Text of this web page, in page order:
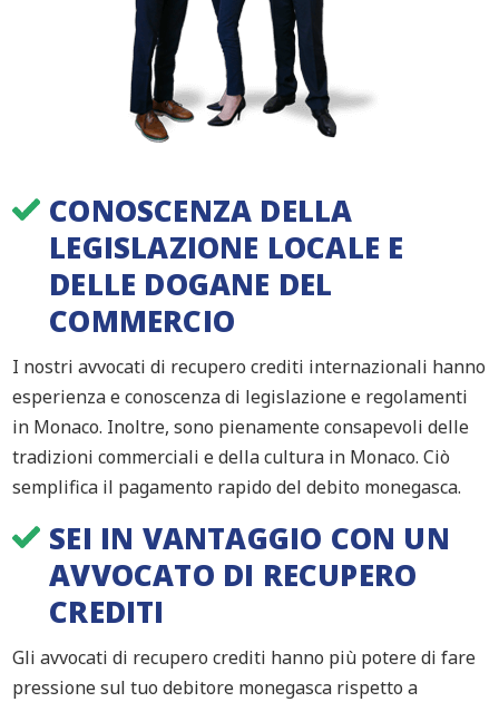
CONOSCENZA DELLA
LEGISLAZIONE LOCALE E
DELLE DOGANE DEL
COMMERCIO
I nostri avvocati di recupero crediti internazionali hanno
esperienza e conoscenza di legislazione e regolamenti
in Monaco. Inoltre, sono pienamente consapevoli delle
tradizioni commerciali e della cultura in Monaco. Ciò
semplifica il pagamento rapido del debito monegasca.
SEI IN VANTAGGIO CON UN
AVVOCATO DI RECUPERO
CREDITI
Gli avvocati di recupero crediti hanno più potere di fare
pressione sul tuo debitore monegasca rispetto a